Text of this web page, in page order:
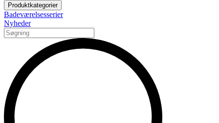
Produktkategorier
Badeværelsesserier
Nyheder